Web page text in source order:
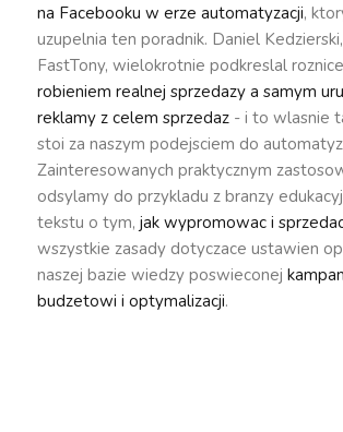
na Facebooku w erze automatyzacji,
uzupelnia ten poradnik. Daniel
FastTony, wielokrotnie podkreslal
robieniem realnej sprzedazy a samym
reklamy z celem sprzedaz - i to wlasnie
stoi za naszym podejsciem do
Zainteresowanych praktycznym
odsylamy do przykladu z branzy
tekstu o tym, jak wypromowac i
wszystkie zasady dotyczace ustawien
naszej bazie wiedzy poswieconej
budzetowi i optymalizacji.